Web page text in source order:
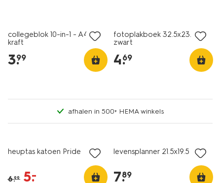
collegeblok 10-in-1 - A4 -
kraft
3.
99
fotoplakboek 32.5x23.2
zwart
4.
69
afhalen in 500+ HEMA winkels
heuptas katoen Pride
6.99 5.
–
levensplanner 21.5x19.5
7.
89